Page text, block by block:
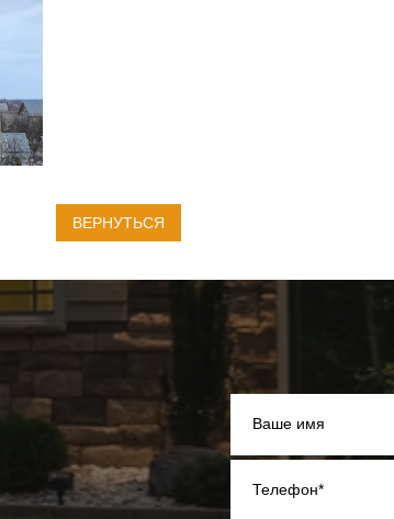
ВЕРНУТЬСЯ
Ваше имя
Телефон*